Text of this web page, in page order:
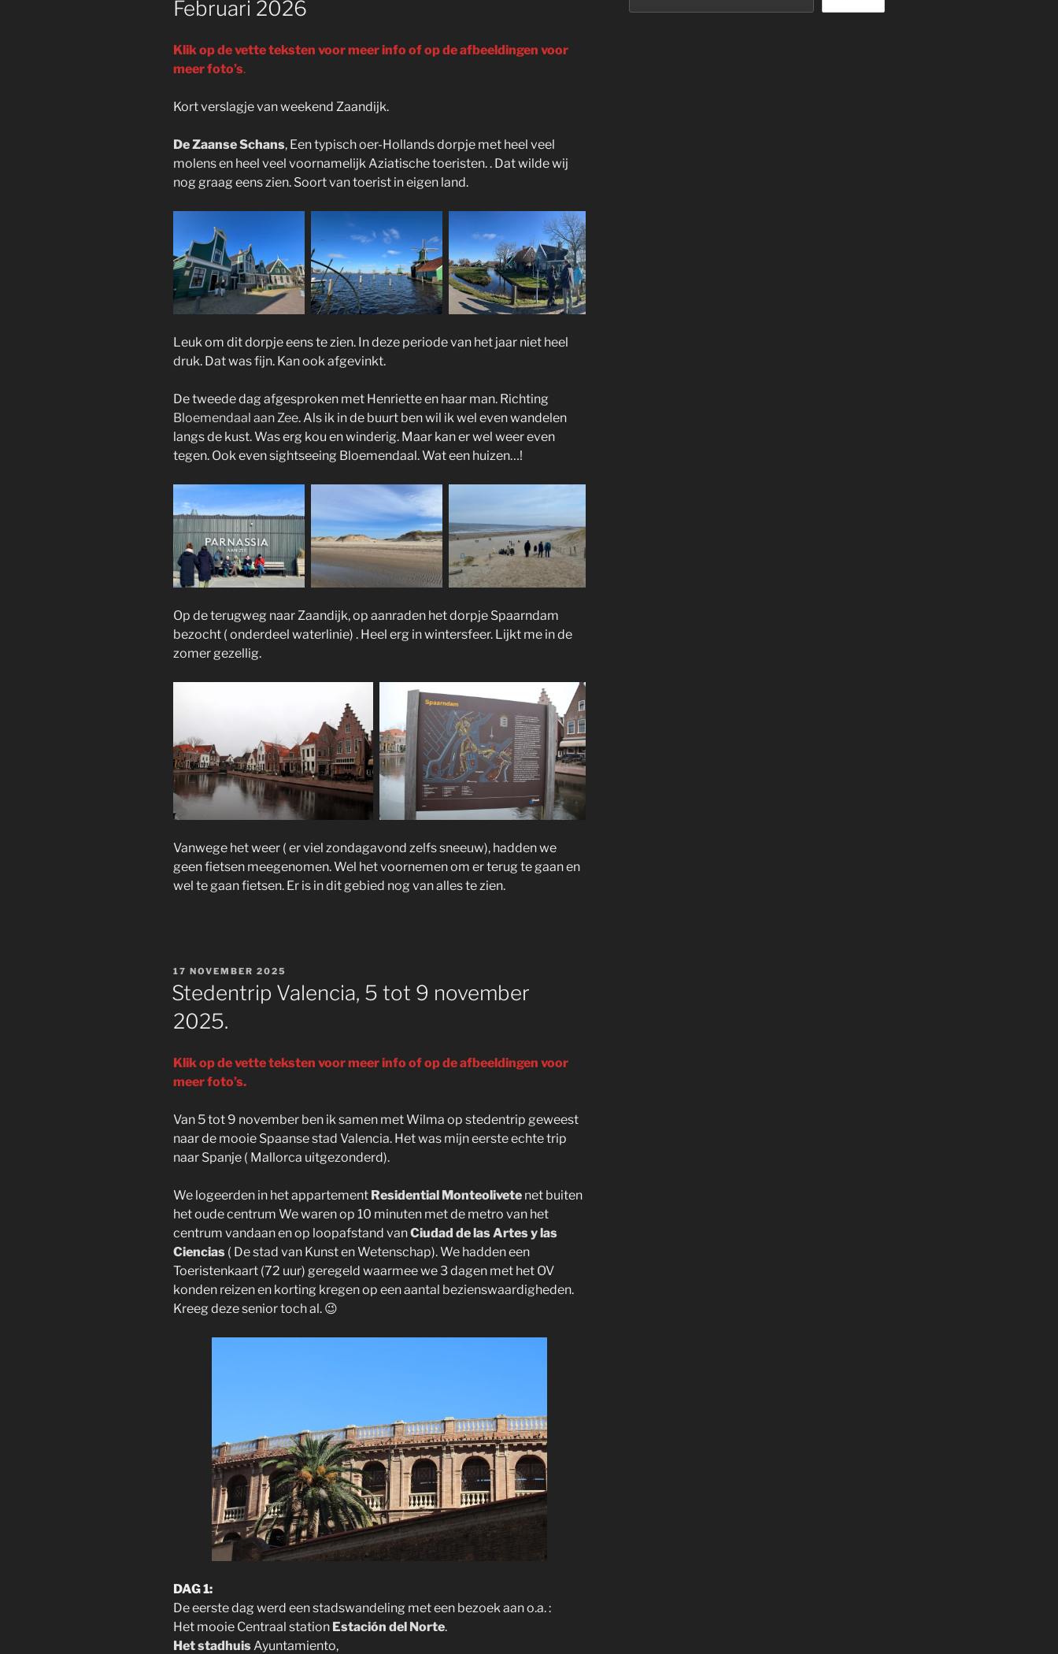
Februari 2026
Klik op de vette teksten voor meer info of op de afbeeldingen voor
meer foto’s.
Kort verslagje van weekend Zaandijk.
De Zaanse Schans, Een typisch oer-Hollands dorpje met heel veel
molens en heel veel voornamelijk Aziatische toeristen. . Dat wilde wij
nog graag eens zien. Soort van toerist in eigen land.
Leuk om dit dorpje eens te zien. In deze periode van het jaar niet heel
druk. Dat was fijn. Kan ook afgevinkt.
De tweede dag afgesproken met Henriette en haar man. Richting
Bloemendaal aan Zee. Als ik in de buurt ben wil ik wel even wandelen
langs de kust. Was erg kou en winderig. Maar kan er wel weer even
tegen. Ook even sightseeing Bloemendaal. Wat een huizen…!
Op de terugweg naar Zaandijk, op aanraden het dorpje Spaarndam
bezocht ( onderdeel waterlinie) . Heel erg in wintersfeer. Lijkt me in de
zomer gezellig.
Vanwege het weer ( er viel zondagavond zelfs sneeuw), hadden we
geen fietsen meegenomen. Wel het voornemen om er terug te gaan en
wel te gaan fietsen. Er is in dit gebied nog van alles te zien.
GEPLAATST
OP
17 NOVEMBER 2025
Stedentrip Valencia, 5 tot 9 november
2025.
Klik op de vette teksten voor meer info of op de afbeeldingen voor
meer foto’s.
Van 5 tot 9 november ben ik samen met Wilma op stedentrip geweest
naar de mooie Spaanse stad Valencia. Het was mijn eerste echte trip
naar Spanje ( Mallorca uitgezonderd).
We logeerden in het appartement Residential Monteolivete net buiten
het oude centrum We waren op 10 minuten met de metro van het
centrum vandaan en op loopafstand vanCiudad de las Artes y las
Ciencias ( De stad van Kunst en Wetenschap). We hadden een
Toeristenkaart (72 uur) geregeld waarmee we 3 dagen met het OV
konden reizen en korting kregen op een aantal bezienswaardigheden.
Kreeg deze senior toch al. 😉
DAG 1:
De eerste dag werd een stadswandeling met een bezoek aan o.a. :
Het mooie Centraal station Estación del Norte.
Het stadhuisAyuntamiento,